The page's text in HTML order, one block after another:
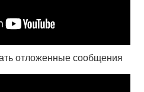
отложенные сообщения